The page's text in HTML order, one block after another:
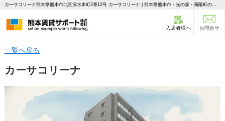
カーサコリーナ熊本県熊本市北区清水本町2番12号 カーサコリーナ | 熊本県熊本市・光の森・菊陽町の不動産のことならピタットハウス 熊本賃貸サポート
入居者様へ お問合せ
一覧へ戻る
カーサコリーナ